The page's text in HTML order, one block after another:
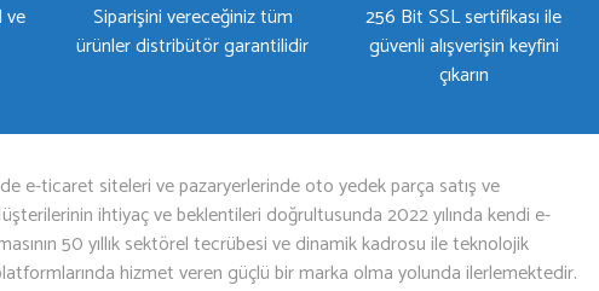
ve
Siparişini vereceğiniz tüm
ürünler distribütör garantilidir
256 Bit SSL sertifikası ile
güvenli alışverişin keyfini
çıkarın
e-ticaret siteleri ve pazaryerlerinde oto yedek parça satış ve
ihtiyaç ve beklentileri doğrultusunda 2022 yılında kendi e-
50 yıllık sektörel tecrübesi ve dinamik kadrosu ile teknolojik
hizmet veren güçlü bir marka olma yolunda ilerlemektedir.